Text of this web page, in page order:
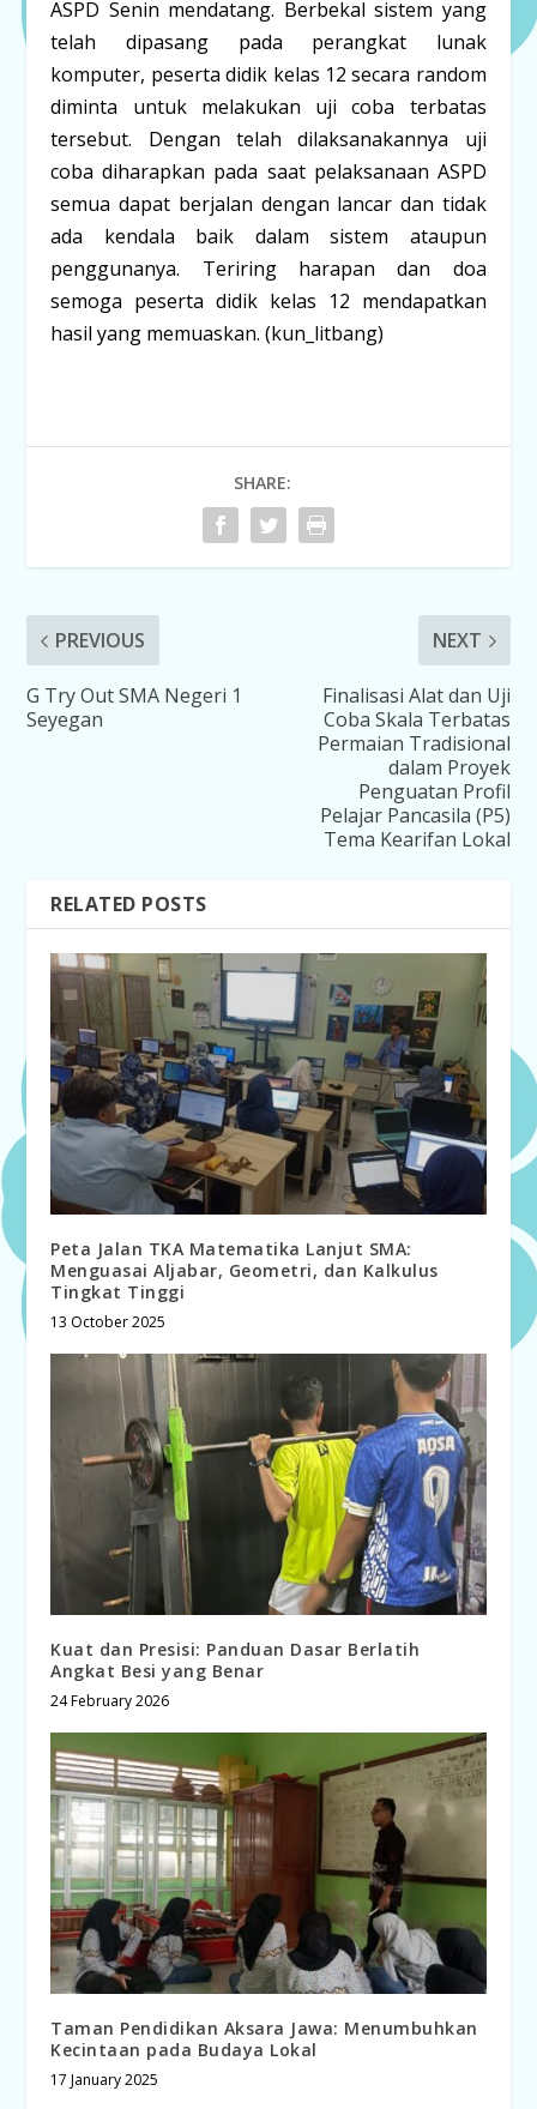
ASPD Senin mendatang. Berbekal sistem yang
telah dipasang pada perangkat lunak
komputer, peserta didik kelas 12 secara random
diminta untuk melakukan uji coba terbatas
tersebut. Dengan telah dilaksanakannya uji
coba diharapkan pada saat pelaksanaan ASPD
semua dapat berjalan dengan lancar dan tidak
ada kendala baik dalam sistem ataupun
penggunanya. Teriring harapan dan doa
semoga peserta didik kelas 12 mendapatkan
hasil yang memuaskan. (kun_litbang)
SHARE:
PREVIOUS
G Try Out SMA Negeri 1
Seyegan
NEXT
Finalisasi Alat dan Uji
Coba Skala Terbatas
Permaian Tradisional
dalam Proyek
Penguatan Profil
Pelajar Pancasila (P5)
Tema Kearifan Lokal
RELATED POSTS
Peta Jalan TKA Matematika Lanjut SMA:
Menguasai Aljabar, Geometri, dan Kalkulus
Tingkat Tinggi
13 October 2025
Kuat dan Presisi: Panduan Dasar Berlatih
Angkat Besi yang Benar
24 February 2026
Taman Pendidikan Aksara Jawa: Menumbuhkan
Kecintaan pada Budaya Lokal
17 January 2025